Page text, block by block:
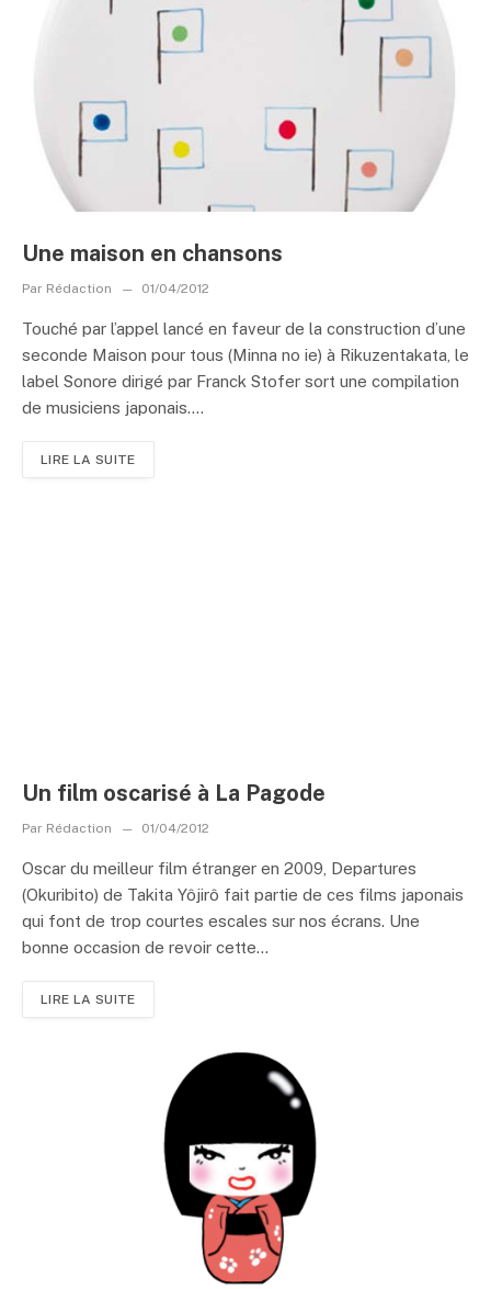
Une maison en chansons
Par Rédaction 01/04/2012
Touché par l’appel lancé en faveur de la construction d’une
seconde Maison pour tous (Minna no ie) à Rikuzentakata, le
label Sonore dirigé par Franck Stofer sort une compilation
de musiciens japonais....
LIRE LA SUITE
Un film oscarisé à La Pagode
Par Rédaction 01/04/2012
Oscar du meilleur film étranger en 2009, Departures
(Okuribito) de Takita Yôjirô fait partie de ces films japonais
qui font de trop courtes escales sur nos écrans. Une
bonne occasion de revoir cette...
LIRE LA SUITE